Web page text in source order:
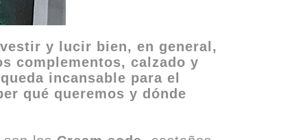
y lucir bien, en general,
complementos, calzado y
incansable para el
qué queremos y dónde